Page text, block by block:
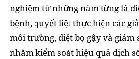
nghiệm từ những năm từng là
bệnh, quyết liệt thực hiện các
môi trường, diệt bọ gậy và giám
nhằm kiểm soát hiệu quả dịch